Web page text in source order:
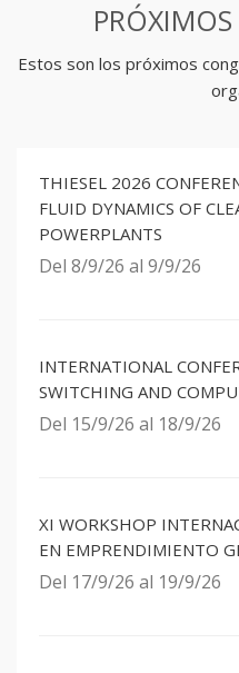
Estos son los próximos
THIESEL 2026
FLUID DYNAMICS OF
POWERPLANTS
Del 8/9/26 al 9/9/26
INTERNATIONAL
SWITCHING AND
Del 15/9/26 al 18/9/26
XI WORKSHOP
EN EMPRENDIMIENTO
Del 17/9/26 al 19/9/26